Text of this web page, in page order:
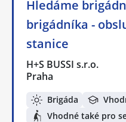
Hledáme
brigádníka -
stanice
H+S BUSSI s.r.o.
Praha
Brigáda
Vhodné také pro